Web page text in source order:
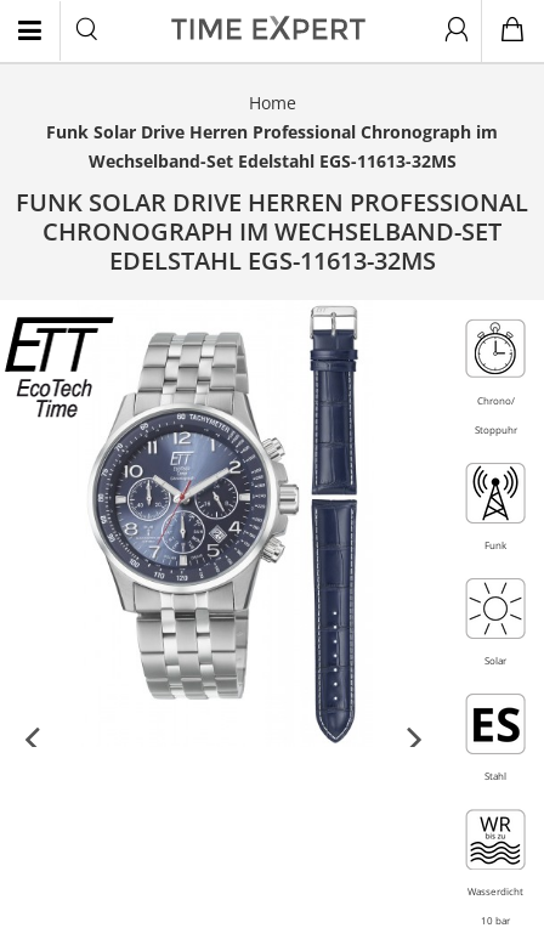
Home
Funk Solar Drive Herren Professional Chronograph im
Wechselband-Set Edelstahl EGS-11613-32MS
FUNK SOLAR DRIVE HERREN PROFESSIONAL
CHRONOGRAPH IM WECHSELBAND-SET
EDELSTAHL EGS-11613-32MS
Chrono/
Stoppuhr
Funk
Solar
Stahl
Wasserdicht
10 bar